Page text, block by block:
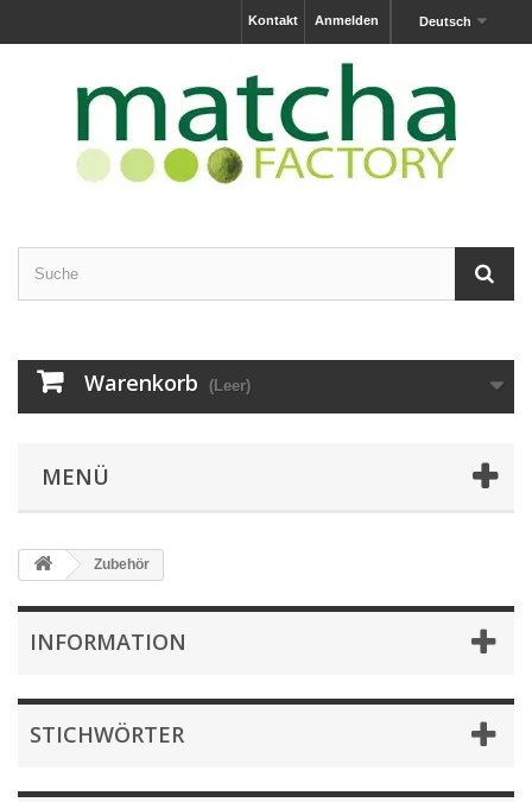
Deutsch
Anmelden
Kontakt
Warenkorb (Leer)
MENÜ
Zubehör
INFORMATION
STICHWÖRTER